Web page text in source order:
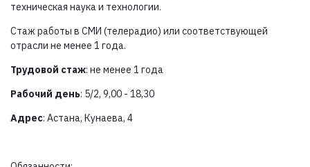
техническая наука и технологии.
Стаж работы в СМИ (телерадио) или соответствующей
отрасли не менее 1 года.
Трудовой стаж: не менее 1 года
Рабочий день: 5/2, 9,00 - 18,30
Адрес: Астана, Кунаева, 4